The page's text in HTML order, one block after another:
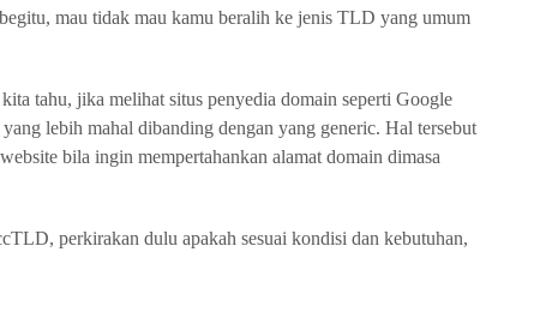
mau tidak mau kamu beralih ke jenis TLD yang umum
tahu, jika melihat situs penyedia domain seperti Google
lebih mahal dibanding dengan yang generic. Hal tersebut
bila ingin mempertahankan alamat domain dimasa
perkirakan dulu apakah sesuai kondisi dan kebutuhan,